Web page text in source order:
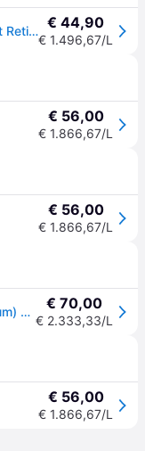
Medik8 Crystal Retinal 1 Nachtserum mit Retinal 30 ml € 44,90
€ 1.496,67/L
€ 56,00
€ 1.866,67/L
€ 56,00
€ 1.866,67/L
Nachtserum Crystal Retinal 1 (Nachtserum) Serum 0,03 l Frauen € 70,00
€ 2.333,33/L
€ 56,00
€ 1.866,67/L